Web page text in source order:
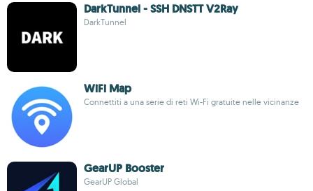
DarkTunnel - SSH DNSTT V2Ray
DarkTunnel
WiFi Map
Connettiti a una serie di reti Wi-Fi gratuite nelle vicinanze
GearUP Booster
GearUP Global